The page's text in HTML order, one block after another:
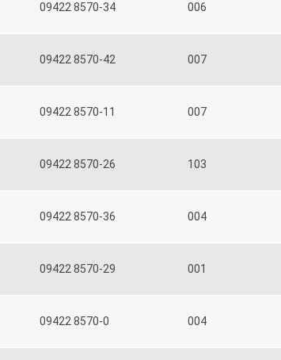
09422 8570-34
006
09422 8570-42
007
09422 8570-11
007
09422 8570-26
103
09422 8570-36
004
09422 8570-29
001
09422 8570-0
004